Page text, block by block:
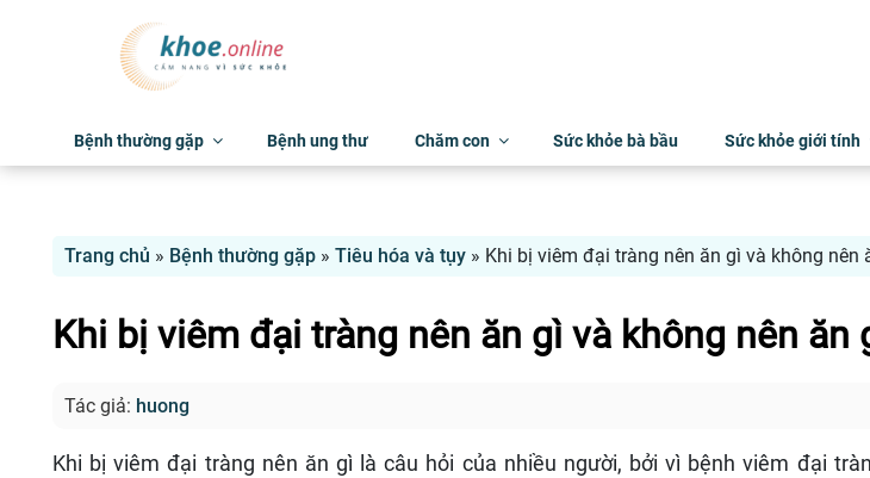
Bệnh thường gặp Bệnh ung thư Chăm con Sức khỏe bà bầu Sức khỏe giới tính
Trang chủ » Bệnh thường gặp » Tiêu hóa và tụy » Khi bị viêm đại tràng nên ăn gì và không nên
Khi bị viêm đại tràng nên ăn gì và không nên ăn
Tác giả: huong
Khi bị viêm đại tràng nên ăn gì là câu hỏi của nhiều người, bởi vì bệnh viêm đại